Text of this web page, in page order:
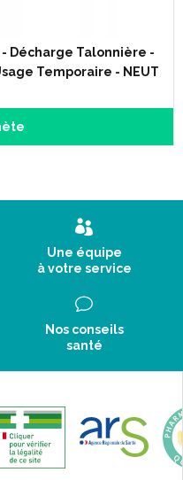
tous les cas, sans
en flexion plantaire.
avec la même reprise
- Décharge Talonnière -
Temporaire - NEUT
Une équipe
à votre service
Nos conseils
santé